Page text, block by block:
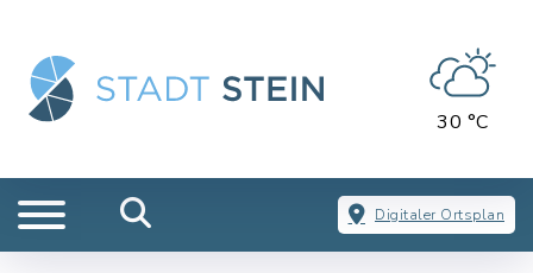
30 °C
Digitaler Ortsplan